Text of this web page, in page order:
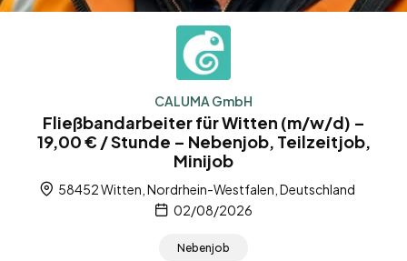
CALUMA GmbH
Fließbandarbeiter für Witten (m/w/d) –
19,00 € / Stunde – Nebenjob, Teilzeitjob,
Minijob
58452 Witten, Nordrhein-Westfalen, Deutschland
02/08/2026
Nebenjob